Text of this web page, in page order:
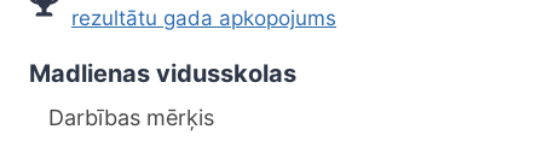
rezultātu gada apkopojums
Madlienas vidusskolas
Darbības mērķis